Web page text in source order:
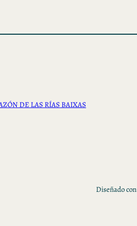
DE LAS RÍAS BAIXAS
Diseñado con